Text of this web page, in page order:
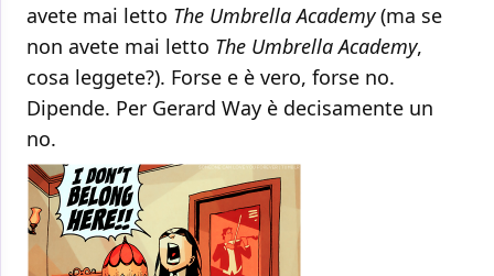
avete mai letto The Umbrella Academy(ma se
non avete mai letto The Umbrella Academy,
cosa leggete?). Forse e è vero, forse no.
Dipende. Per Gerard Way è decisamente un
no.